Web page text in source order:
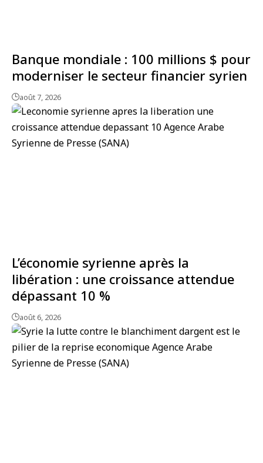
Banque mondiale : 100 millions $ pour
moderniser le secteur financier syrien
août 7, 2026
L’économie syrienne après la
libération : une croissance attendue
dépassant 10 %
août 6, 2026